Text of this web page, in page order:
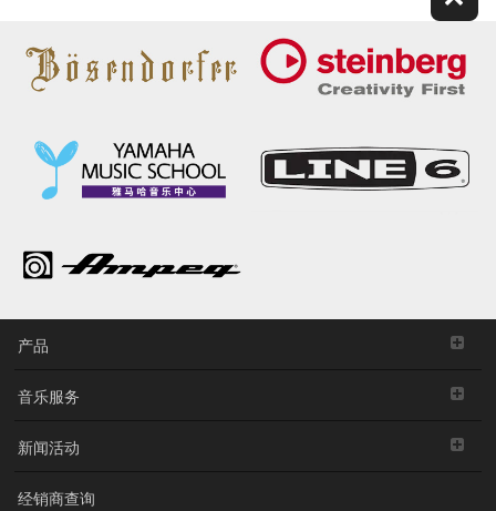
产品
音乐服务
新闻活动
经销商查询